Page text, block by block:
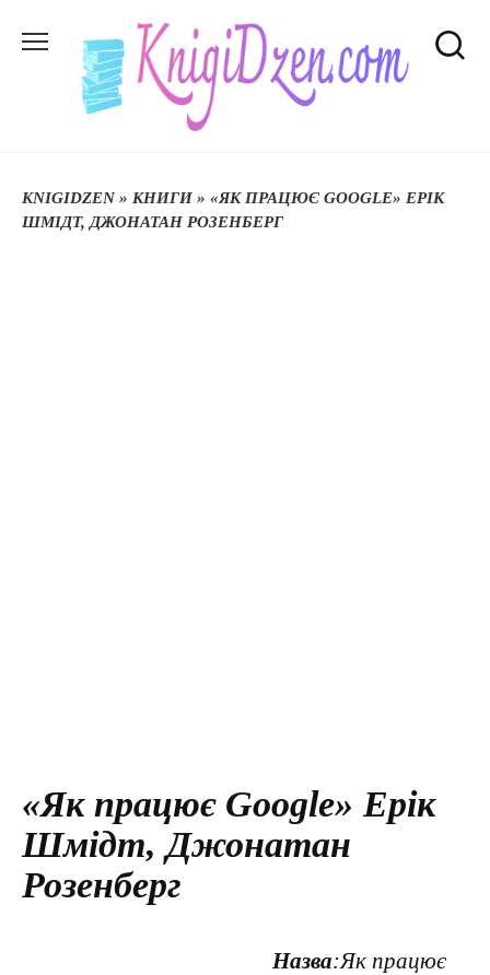
до
KNIGIDZEN» КНИГИ » «ЯК ПРАЦЮЄ GOOGLE» ЕРІК
ШМІДТ, ДЖОНАТАН РОЗЕНБЕРГ
«Як працює Google» Ерік
Шмідт, Джонатан
Розенберг
Назва:Як працює